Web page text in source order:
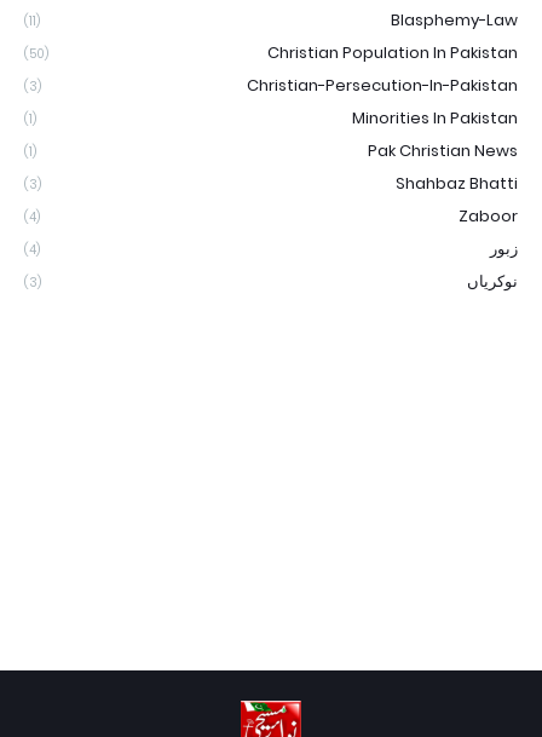
Blasphemy-Law
(11)
Christian Population In Pakistan
(50)
Christian-Persecution-In-Pakistan
(3)
Minorities In Pakistan
(1)
Pak Christian News
(1)
Shahbaz Bhatti
(3)
Zaboor
(4)
زبور (4)
نوکریاں (3)